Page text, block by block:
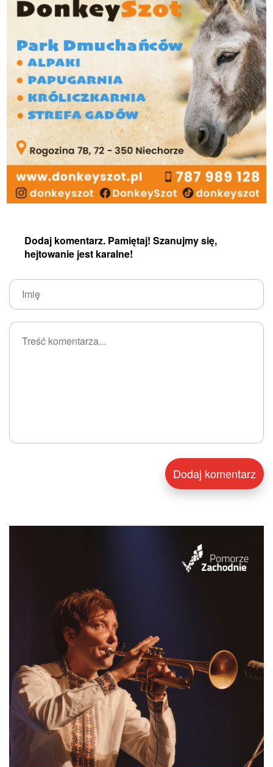
Dodaj komentarz. Pamiętaj! Szanujmy się,
hejtowanie jest karalne!